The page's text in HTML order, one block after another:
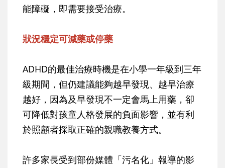
能障礙，即需要接受治療。
狀況穩定可減藥或停藥
ADHD的最佳治療時機是在小學一年級到三年
級期間，但仍建議能夠越早發現、越早治療
越好，因為及早發現不一定會馬上用藥，卻
可降低對孩童人格發展的負面影響，並有利
於照顧者採取正確的親職教養方式。
許多家長受到部份媒體「污名化」報導的影